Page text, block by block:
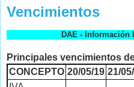
Vencimientos
DAE - Información
Principales vencimientos
CONCEPTO 20/05/19 21/